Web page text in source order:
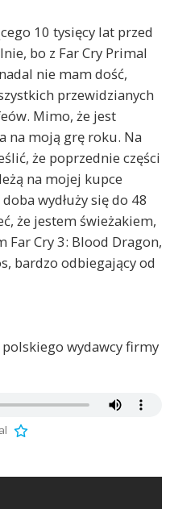
10 tysięcy lat przed
bo z Far Cry Primal
nie mam dość,
przewidzianych
Mimo, że jest
na moją grę roku. Na
że poprzednie części
na mojej kupce
wydłuży się do 48
że jestem świeżakiem,
Far Cry 3: Blood Dragon,
bardzo odbiegający od
wydawcy firmy